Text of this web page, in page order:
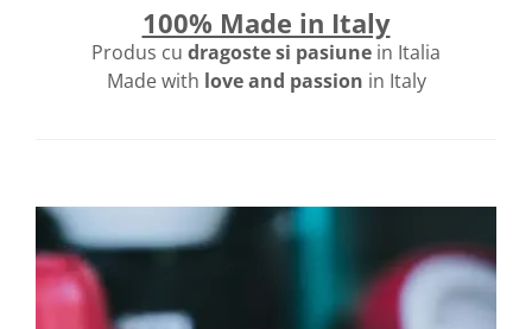
100% Made in Italy
Produs cu dragoste si pasiune in Italia
Made with love and passion in Italy